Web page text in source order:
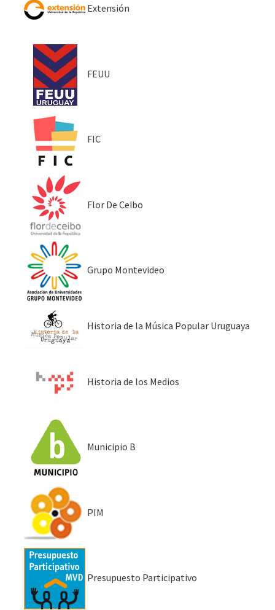
Extensión
FEUU
FIC
Flor De Ceibo
Grupo Montevideo
Historia de la Música Popular Uruguaya
Historia de los Medios
Municipio B
PIM
Presupuesto Participativo